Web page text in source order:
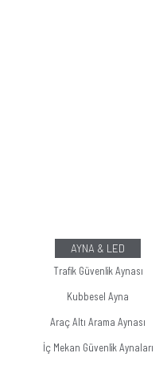
AYNA & LED
Trafik Güvenlik Aynası
Kubbesel Ayna
Araç Altı Arama Aynası
İç Mekan Güvenlik Aynaları